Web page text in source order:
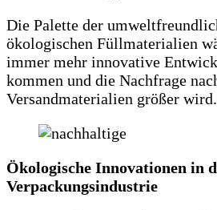
Die Palette der
ökologischen Füllmaterialien
immer mehr innovative
kommen und die Nachfrage
Versandmaterialien größer wird.
Ökologische Innovationen in
Verpackungsindustrie